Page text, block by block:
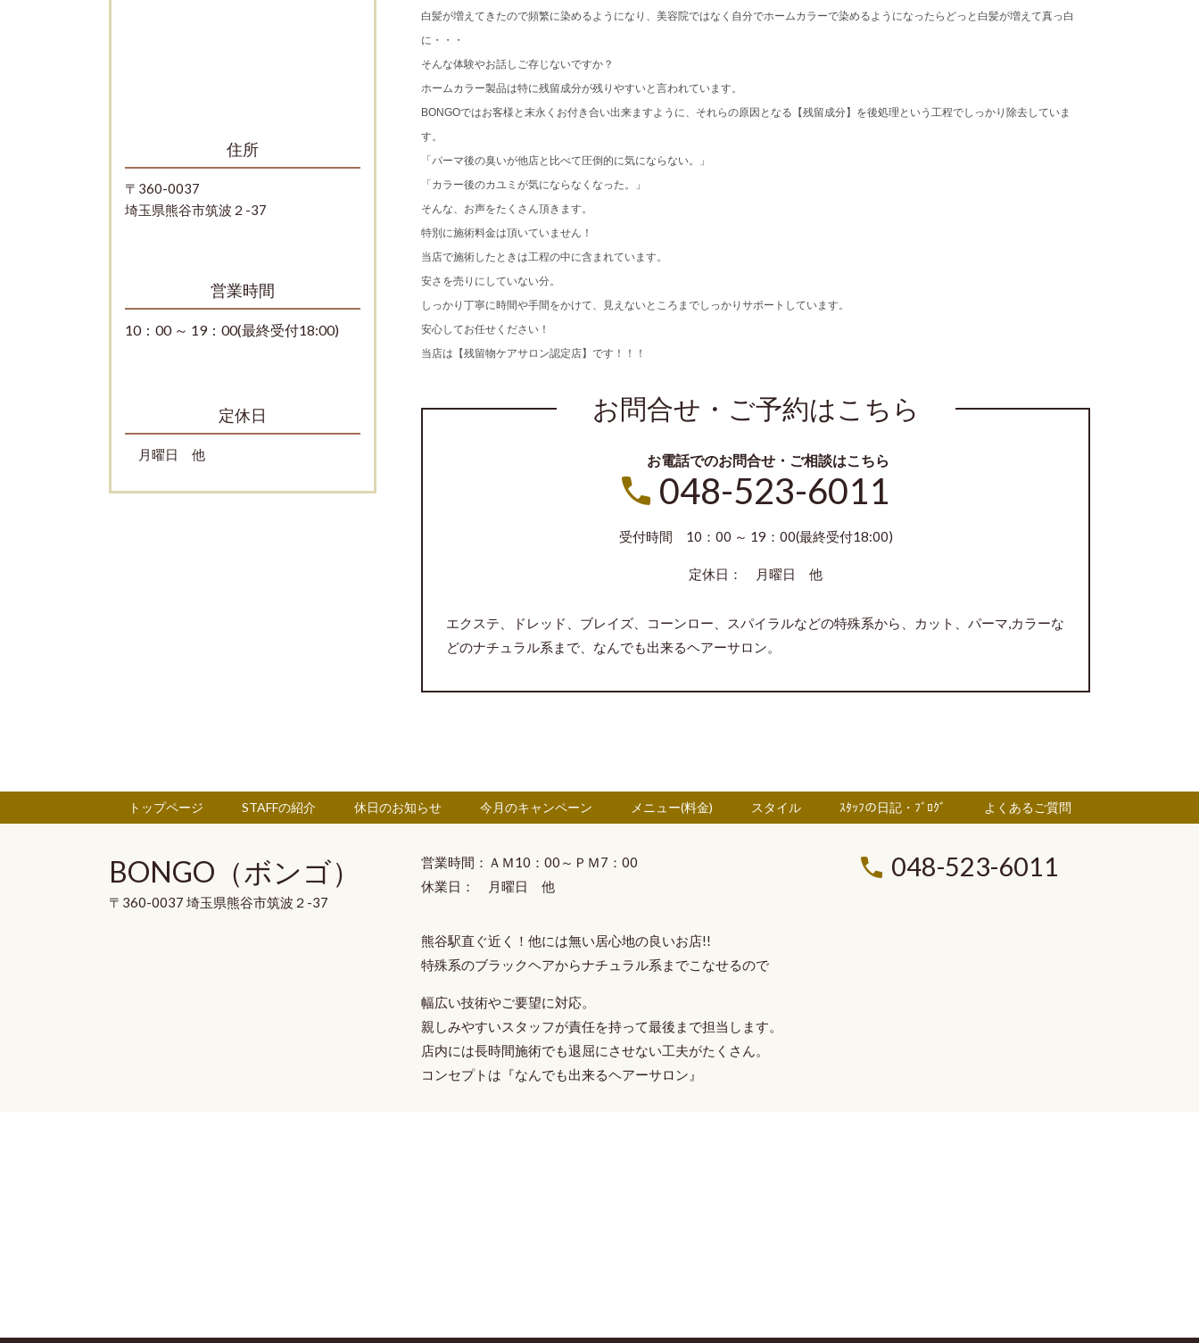
白髪が増えてきたので頻繁に染めるようになり、美容院ではなく自分でホームカラーで染めるようになったらどっと白髪が増えて真っ白
に・・・
そんな体験やお話しご存じないですか？
ホームカラー製品は特に残留成分が残りやすいと言われています。
BONGOではお客様と末永くお付き合い出来ますように、それらの原因となる【残留成分】を後処理という工程でしっかり除去していま
す。
「パーマ後の臭いが他店と比べて圧倒的に気にならない。」
「カラー後のカユミが気にならなくなった。」
そんな、お声をたくさん頂きます。
特別に施術料金は頂いていません！
当店で施術したときは工程の中に含まれています。
安さを売りにしていない分。
しっかり丁寧に時間や手間をかけて、見えないところまでしっかりサポートしています。
安心してお任せください！
当店は【残留物ケアサロン認定店】です！！！
お問合せ・ご予約はこちら
お電話でのお問合せ・ご相談はこちら
048-523-6011
受付時間 10：00 ～ 19：00(最終受付18:00)
定休日： 月曜日 他
エクステ、ドレッド、ブレイズ、コーンロー、スパイラルなどの特殊系から、カット、パーマ,カラーな
どのナチュラル系まで、なんでも出来るヘアーサロン。
住所
〒360-0037
埼玉県熊谷市筑波２-37
営業時間
10：00 ～ 19：00(最終受付18:00)
定休日
月曜日 他
トップページ STAFFの紹介 休日のお知らせ 今月のキャンペーン メニュー(料金) スタイル ｽﾀｯﾌの日記・ﾌﾞﾛｸﾞ よくあるご質問
BONGO（ボンゴ）
〒360-0037 埼玉県熊谷市筑波２-37
営業時間：ＡＭ10：00～ＰＭ7：00
休業日： 月曜日 他
熊谷駅直ぐ近く！他には無い居心地の良いお店!!
特殊系のブラックヘアからナチュラル系 までこなせるので
幅広い技術やご要望に対応。
親しみやすいスタッフが責任を持って最後まで担当 します。
店内には長時間施術でも退屈にさせない工夫がたくさん。
コンセプトは 『なんでも出来るヘアーサロン』
048-523-6011